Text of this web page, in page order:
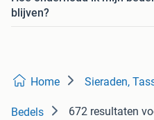
blijven?
Home Sieraden,
Bedels 672 resultaten